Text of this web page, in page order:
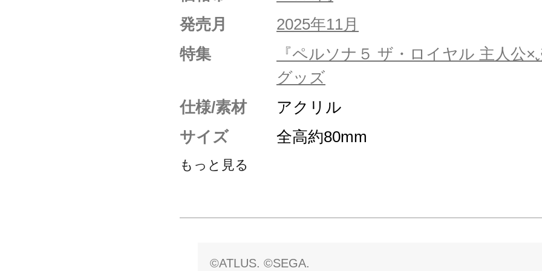
発売月
2025年11月
特集
『ペルソナ５ ザ・ロイヤル 主人公
グッズ
仕様/素材
アクリル
サイズ
全高約80mm
もっと見る
©ATLUS. ©SEGA.